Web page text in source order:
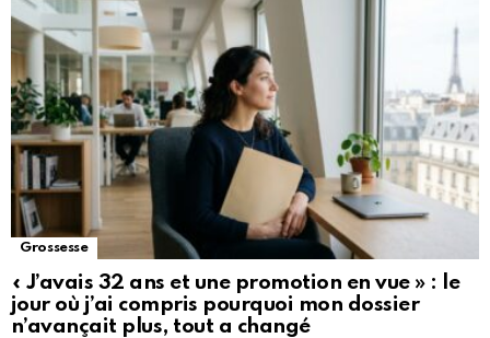
Grossesse
« J’avais 32 ans et une promotion en vue » : le
jour où j’ai compris pourquoi mon dossier
n’avançait plus, tout a changé